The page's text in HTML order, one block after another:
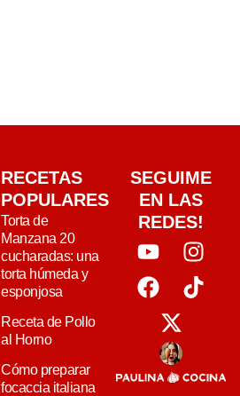
RECETAS
POPULARES
Torta de
Manzana 20
cucharadas: una
torta húmeda y
esponjosa
Receta de Pollo
al Horno
Cómo preparar
focaccia italiana
SEGUIME
EN LAS
REDES!